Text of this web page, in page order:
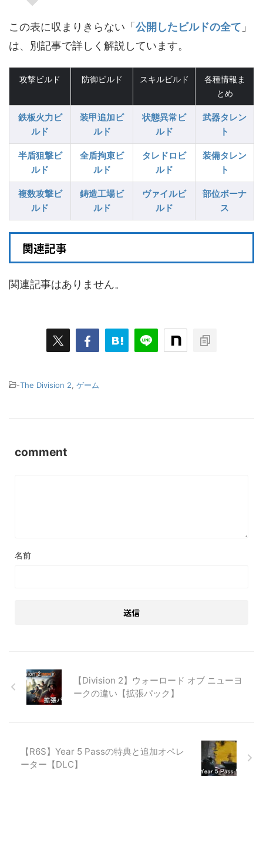
この表に収まりきらない「 公開したビルドの全て 」
は、別記事で詳しく解説しています。
攻撃ビルド 防御ビルド スキルビルド
各種情報ま
とめ
鉄板火力ビ
ルド
装甲追加ビ
ルド
状態異常ビ
ルド
武器タレン
ト
半盾狙撃ビ
ルド
全盾拘束ビ
ルド
タレドロビ
ルド
装備タレン
ト
複数攻撃ビ
ルド
鋳造工場ビ
ルド
ヴァイルビ
ルド
部位ボーナ
ス
関連記事
関連記事はありません。
-The Division 2 ゲーム
comment
名前
【Division 2】ウォーロード オブ ニューヨ
ークの違い【拡張パック】
【R6S】Year 5 Passの特典と追加オペレ
ーター【DLC】